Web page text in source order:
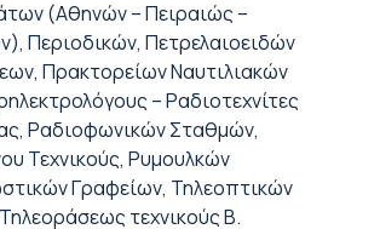
(Αθηνών – Πειραιώς –
Περιοδικών, Πετρελαιοειδών
Πρακτορείων Ναυτιλιακών
– Ραδιοτεχνίτες
Ραδιοφωνικών Σταθμών,
Τεχνικούς, Ρυμουλκών
Γραφείων, Τηλεοπτικών
τεχνικούς Β.